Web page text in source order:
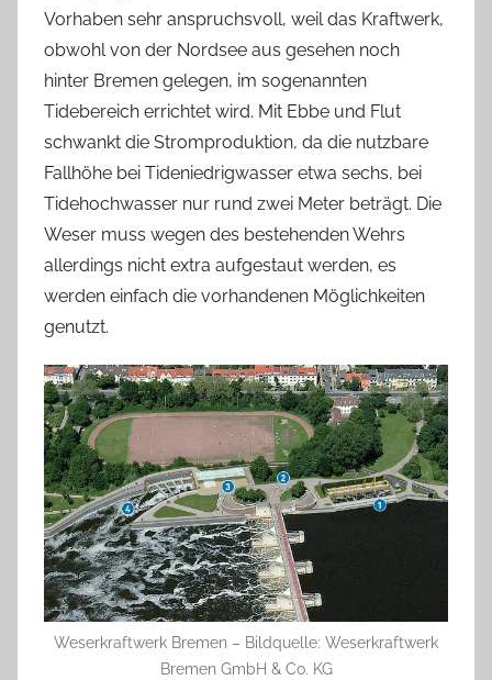
Vorhaben sehr anspruchsvoll, weil das Kraftwerk,
obwohl von der Nordsee aus gesehen noch
hinter Bremen gelegen, im sogenannten
Tidebereich errichtet wird. Mit Ebbe und Flut
schwankt die Stromproduktion, da die nutzbare
Fallhöhe bei Tideniedrigwasser etwa sechs, bei
Tidehochwasser nur rund zwei Meter beträgt. Die
Weser muss wegen des bestehenden Wehrs
allerdings nicht extra aufgestaut werden, es
werden einfach die vorhandenen Möglichkeiten
genutzt.
Weserkraftwerk Bremen – Bildquelle: Weserkraftwerk
Bremen GmbH & Co. KG